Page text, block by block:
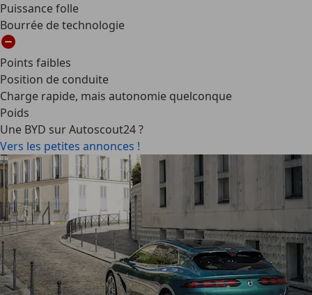
Puissance folle
Bourrée de technologie
Points faibles
Position de conduite
Charge rapide, mais autonomie quelconque
Poids
Une BYD sur Autoscout24 ?
Vers les petites annonces !